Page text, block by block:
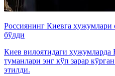
Россиянинг Киевга ҳужумлари
бўлди
Киев вилоятидаги ҳужумларда
туманлари энг кўп зарар
этилди.